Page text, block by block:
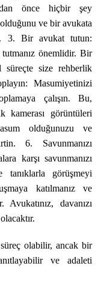
önce hiçbir şey
ve bir avukata
3. Bir avukat tutun:
önemlidir. Bir
süreçte size rehberlik
Masumiyetinizi
çalışın. Bu,
kamerası görüntüleri
olduğunuzu ve
6. Savunmanızı
karşı savunmanızı
görüşmeyi
katılmanız ve
davanızı
olabilir, ancak bir
ve adaleti